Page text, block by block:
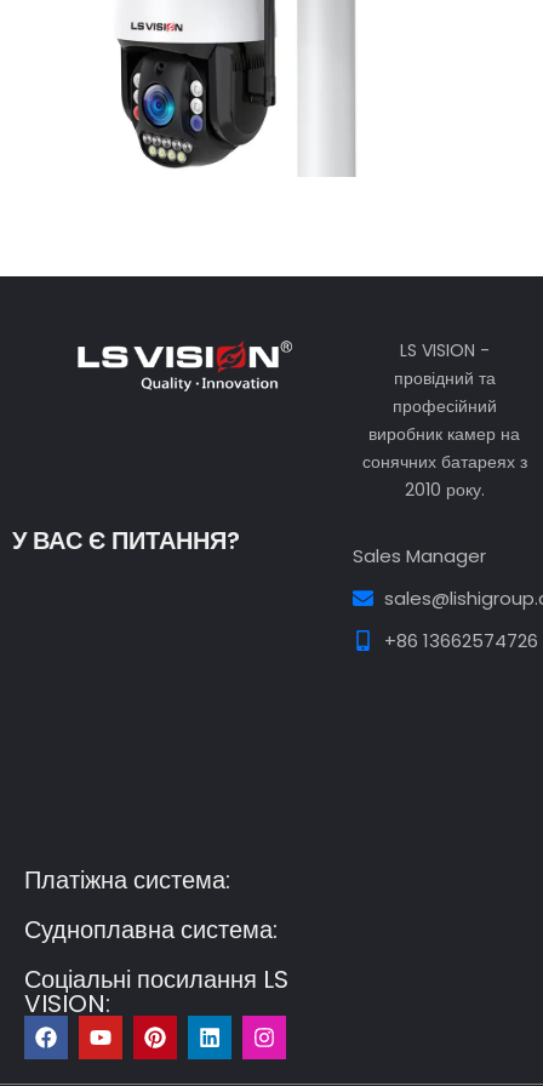
LS VISION -
провідний та
професійний
виробник камер на
сонячних батареях з
2010 року.
У ВАС Є ПИТАННЯ?
Sales Manager
+86 13662574726
Платіжна система:
Судноплавна система:
Соціальні посилання LS
VISION:
F
a
c
Y
o
u
P
i
n
L
i
n
I
n
s